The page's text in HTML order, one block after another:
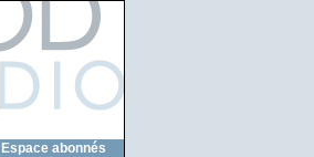
Espace abonnés